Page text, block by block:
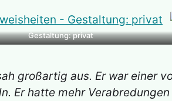
Gestaltung: privat
großartig aus. Er war einer
Er hatte mehr